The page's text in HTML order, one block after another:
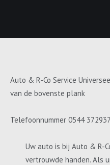
Auto & R-Co Service
van de bovenste plank
Telefoonnummer 0544 372937
Uw auto is bij Auto & R-
vertrouwde handen. Als